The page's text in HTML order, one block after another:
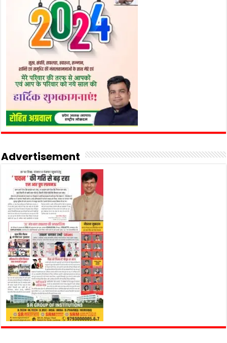
Advertisement